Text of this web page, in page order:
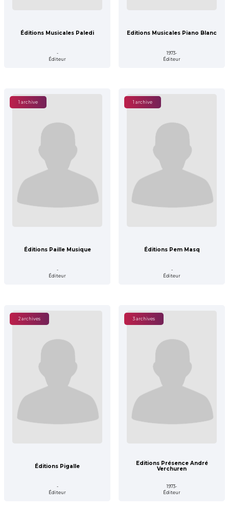
Éditions Musicales Paledi
-
Éditeur
Editions Musicales Piano Blanc
1973-
Éditeur
1 archive
Éditions Paille Musique
-
Éditeur
1 archive
Éditions Pem Masq
-
Éditeur
2 archives
Éditions Pigalle
-
Éditeur
3 archives
Editions Présence André
Verchuren
1973-
Éditeur